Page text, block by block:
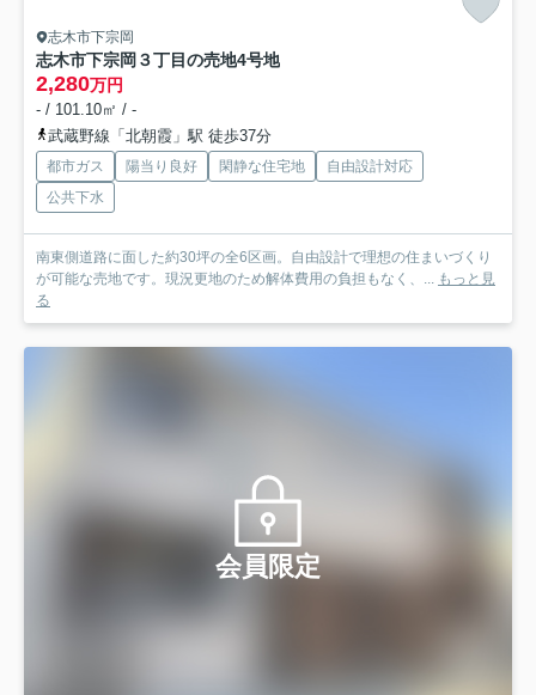
志木市下宗岡
志木市下宗岡３丁目の売地4号地
2,280万円
- / 101.10㎡ / -
武蔵野線「北朝霞」駅 徒歩37分
都市ガス 陽当り良好 閑静な住宅地
自由設計対応
公共下水
南東側道路に面した約30坪の全6区画。自由設計で理想の住まいづくり
が可能な売地です。現況更地のため解体費用の負担もなく、... もっと見
る
会員限定